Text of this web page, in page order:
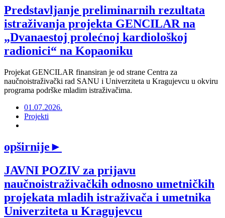
Predstavljanje preliminarnih rezultata
istraživanja projekta GENCILAR na
„Dvanaestoj prolećnoj kardiološkoj
radionici“ na Kopaoniku
Projekat GENCILAR finansiran je od strane Centra za
naučnoistraživački rad SANU i Univerziteta u Kragujevcu u okviru
programa podrške mladim istraživačima.
01.07.2026.
Projekti
opširnije►
JAVNI POZIV za prijavu
naučnoistraživačkih odnosno umetničkih
projekata mladih istraživača i umetnika
Univerziteta u Kragujevcu